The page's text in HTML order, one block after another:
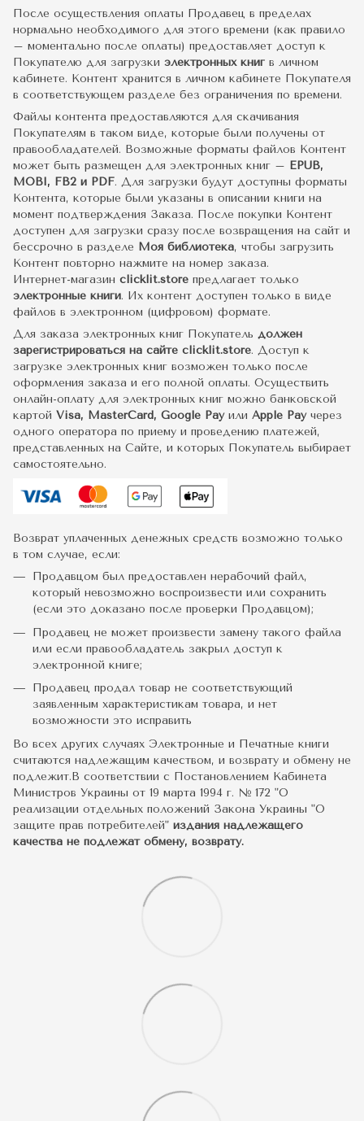
После осуществления оплаты Продавец в пределах
нормально необходимого для этого времени (как правило
– моментально после оплаты) предоставляет доступ к
Покупателю для загрузки электронных книг в личном
кабинете. Контент хранится в личном кабинете Покупателя
в соответствующем разделе без ограничения по времени.
Файлы контента предоставляются для скачивания
Покупателям в таком виде, которые были получены от
правообладателей. Возможные форматы файлов Контент
может быть размещен для электронных книг – EPUB,
MOBI, FB2 и PDF. Для загрузки будут доступны форматы
Контента, которые были указаны в описании книги на
момент подтверждения Заказа. После покупки Контент
доступен для загрузки сразу после возвращения на сайт и
бессрочно в разделе Моя библиотека, чтобы загрузить
Контент повторно нажмите на номер заказа.
Интернет-магазин clicklit.store предлагает только
электронные книги. Их контент доступен только в виде
файлов в электронном (цифровом) формате.
Для заказа электронных книг Покупатель должен
зарегистрироваться на сайте clicklit.store. Доступ к
загрузке электронных книг возможен только после
оформления заказа и его полной оплаты. Осуществить
онлайн-оплату для электронных книг можно банковской
картой Visa, MasterCard, Google Pay или Apple Payчерез
одного оператора по приему и проведению платежей,
представленных на Сайте, и которых Покупатель выбирает
самостоятельно.
Возврат уплаченных денежных средств возможно только
в том случае, если:
Продавцом был предоставлен нерабочий файл,
который невозможно воспроизвести или сохранить
(если это доказано после проверки Продавцом);
Продавец не может произвести замену такого файла
или если правообладатель закрыл доступ к
электронной книге;
Продавец продал товар не соответствующий
заявленным характеристикам товара, и нет
возможности это исправить
Во всех других случаях Электронные и Печатные книги
считаются надлежащим качеством, и возврату и обмену не
подлежит.В соответствии с Постановлением Кабинета
Министров Украины от 19 марта 1994 г. № 172 "О
реализации отдельных положений Закона Украины "О
защите прав потребителей" издания надлежащего
качества не подлежат обмену, возврату.